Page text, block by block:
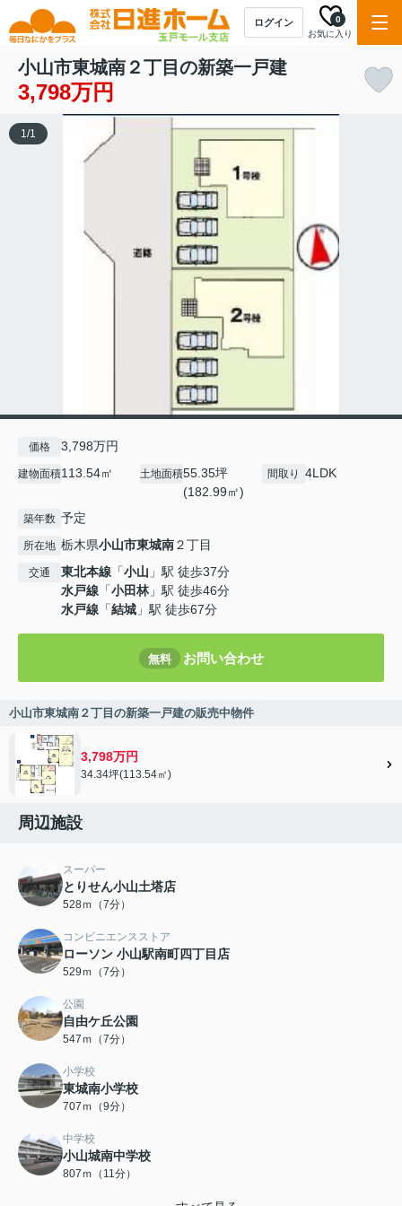
ログイン
お気に入り
0
小山市東城南２丁目の新築一戸建
3,798万円
1/1
価格 3,798万円
建物面積113.54㎡ 土地面積55.35坪
(182.99㎡)
間取り 4LDK
築年数 予定
所在地 栃木県小山市東城南２丁目
交通 東北本線 「小山 」駅 徒歩37分
水戸線 「小田林」駅 徒歩46分
水戸線 「結城 」駅 徒歩67分
無料 お問い合わせ
小山市東城南２丁目の新築一戸建の販売中物件
3,798万円
34.34坪(113.54㎡)
周辺施設
スーパー
とりせん小山土塔店
528ｍ（7分）
コンビニエンスストア
ローソン 小山駅南町四丁目店
529ｍ（7分）
公園
自由ケ丘公園
547ｍ（7分）
小学校
東城南小学校
707ｍ（9分）
中学校
小山城南中学校
807ｍ（11分）